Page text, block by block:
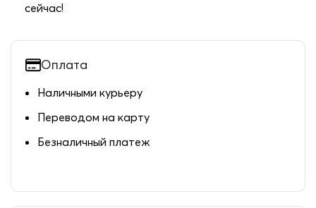
сейчас!
Оплата
Наличными курьеру
Переводом на карту
Безналичный платеж